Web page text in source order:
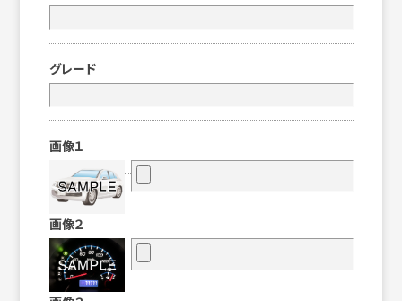
グレード
画像１
画像２